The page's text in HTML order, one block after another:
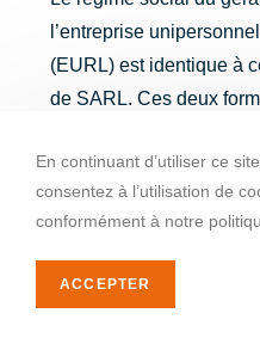
l’entreprise
(EURL) est identique à
de SARL. Ces deux
distinguent par le seul
les titres de la société.
tiers ou non-associé
salarié et de la
octroie en présence
LES
En continuant d’utiliser ce
consentez à l’utilisation de
conformément à notre
ACCEPTER